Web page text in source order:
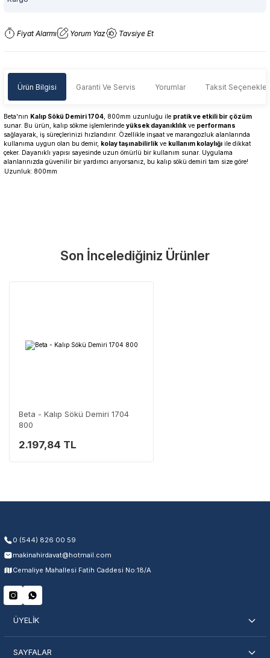
Fiyat Alarmı Yorum Yaz Tavsiye Et
Ürün Bilgisi Garanti Ve Servis Yorumlar Taksit
Beta'nın Kalıp Sökü Demiri 1704 , 800mm uzunluğu ile pratik ve etkili bir çözüm
sunar. Bu ürün, kalıp sökme işlemlerinde yüksek dayanıklılık ve performans
sağlayarak, iş süreçlerinizi hızlandırır. Özellikle inşaat ve marangozluk alanlarında
kullanıma uygun olan bu demir, kolay taşınabilirlik ve kullanım kolaylığı ile dikkat
çeker. Dayanıklı yapısı sayesinde uzun ömürlü bir kullanım sunar. Uygulama
alanlarınızda güvenilir bir yardımcı arıyorsanız, bu kalıp sökü demiri tam size göre!
Uzunluk: 800mm
Tüm ürünlerimiz üretici firma garantisi altındadır. Size en yakın
Orijinal garanti belgeli ürünler
Garanti Kapsamı
Servisi Nasıl Bulurum?
Yorum Yaz
Son İncelediğiniz Ürünler
Beta - Kalıp Sökü Demiri 1704
800
2.197,84 TL
0 (544) 826 00 59
makinahirdavat@hotmail.com
Cemaliye Mahallesi Fatih Caddesi No:18/A
ÜYELİK
SAYFALAR